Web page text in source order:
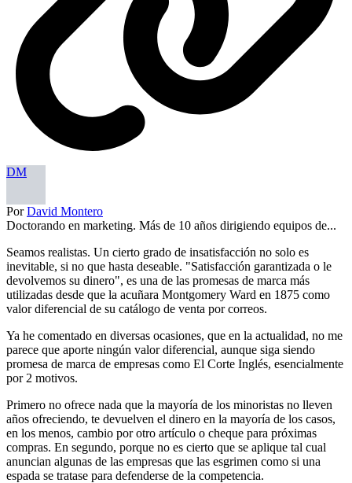
DM
PorDavid Montero
Doctorando en marketing. Más de 10 años dirigiendo equipos de...
Seamos realistas. Un cierto grado de insatisfacción no solo es
inevitable, si no que hasta deseable. "Satisfacción garantizada o le
devolvemos su dinero", es una de las promesas de marca más
utilizadas desde que la acuñara Montgomery Ward en 1875 como
valor diferencial de su catálogo de venta por correos.
Ya he comentado en diversas ocasiones, que en la actualidad, no me
parece que aporte ningún valor diferencial, aunque siga siendo
promesa de marca de empresas como El Corte Inglés, esencialmente
por 2 motivos.
Primero no ofrece nada que la mayoría de los minoristas no lleven
años ofreciendo, te devuelven el dinero en la mayoría de los casos,
en los menos, cambio por otro artículo o cheque para próximas
compras. En segundo, porque no es cierto que se aplique tal cual
anuncian algunas de las empresas que las esgrimen como si una
espada se tratase para defenderse de la competencia.